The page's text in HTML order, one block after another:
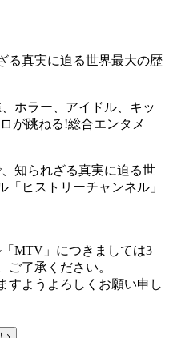
る真実に迫る世界最大の歴
ホラー、アイドル、キッ
が跳ねる!総合エンタメ
知られざる真実に迫る世
ヒストリーチャンネル」
MTV」につきましては3
ご了承ください。
すようよろしくお願い申し